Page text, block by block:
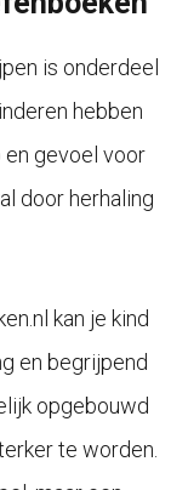
is onderdeel
hebben
gevoel voor
door herhaling
kan je kind
en begrijpend
opgebouwd
te worden.